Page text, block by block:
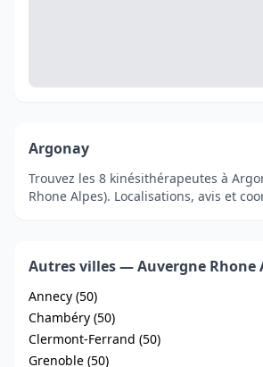
Argonay
Trouvez les 8 kinésithérapeutes à
Rhone Alpes). Localisations, avis et
Autres villes — Auvergne Rhone
Annecy (50)
Chambéry (50)
Clermont-Ferrand (50)
Grenoble (50)